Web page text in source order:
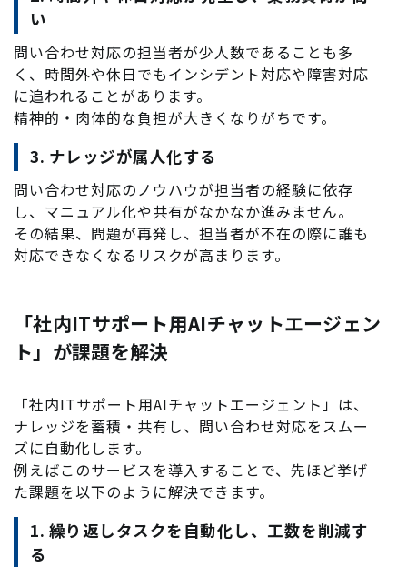
い
問い合わせ対応の担当者が少人数であることも多
く、時間外や休日でもインシデント対応や障害対応
に追われることがあります。
精神的・肉体的な負担が大きくなりがちです。
3. ナレッジが属人化する
問い合わせ対応のノウハウが担当者の経験に依存
し、マニュアル化や共有がなかなか進みません。
その結果、問題が再発し、担当者が不在の際に誰も
対応できなくなるリスクが高まります。
「社内ITサポート用AIチャットエージェン
ト」が課題を解決
「社内ITサポート用AIチャットエージェント」は、
ナレッジを蓄積・共有し、問い合わせ対応をスムー
ズに自動化します。
例えばこのサービスを導入することで、先ほど挙げ
た課題を以下のように解決できます。
1. 繰り返しタスクを自動化し、工数を削減す
る